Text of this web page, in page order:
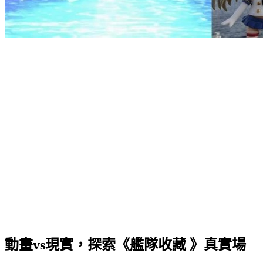
動畫vs現實，探索《艦隊收藏 》真實場